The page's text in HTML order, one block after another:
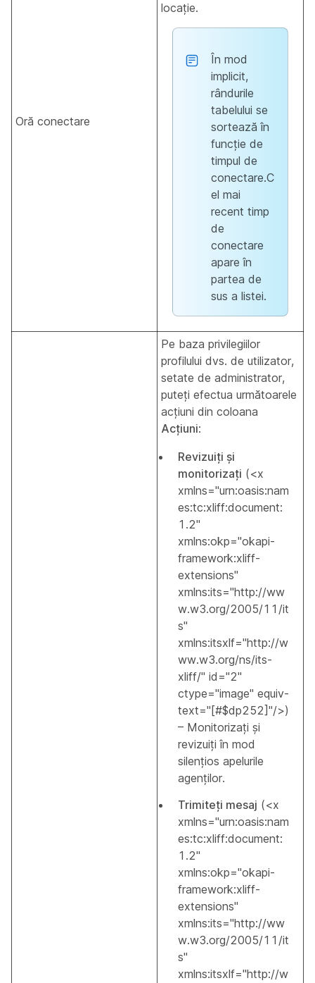
Oră conectare
locație.
În mod
implicit,
rândurile
tabelului se
sortează în
funcție de
timpul de
conectare.C
el mai
recent timp
de
conectare
apare în
partea de
sus a listei.
Pe baza privilegiilor
profilului dvs. de utilizator,
setate de administrator,
puteți efectua următoarele
acțiuni din coloana
Acțiuni:
Revizuiți și
monitorizați (<x
xmlns="urn:oasis:nam
es:tc:xliff:document:
1.2"
xmlns:okp="okapi-
framework:xliff-
extensions"
xmlns:its="http://ww
w.w3.org/2005/11/it
s"
xmlns:itsxlf="http://w
ww.w3.org/ns/its-
xliff/" id="2"
ctype="image" equiv-
text="[#$dp252]"/>)
– Monitorizați și
revizuiți în mod
silențios apelurile
agenților.
Trimiteți mesaj (<x
xmlns="urn:oasis:nam
es:tc:xliff:document:
1.2"
xmlns:okp="okapi-
framework:xliff-
extensions"
xmlns:its="http://ww
w.w3.org/2005/11/it
s"
xmlns:itsxlf="http://w